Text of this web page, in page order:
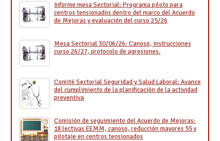
Informe mesa Sectorial: Programa piloto para
centros tensionados dentro del marco del Acuerdo
de Mejoras y evaluación del curso 25/26
Mesa Sectorial 30/06/26: Canoso, instrucciones
curso 26/27, protocolo de agresiones.
Comité Sectorial Seguridad y Salud Laboral: Avance
del cumplimiento de la planificación de la actividad
preventiva
Comisión de seguimiento del Acuerdo de Mejoras:
18 lectivas EEMM, canoso, reducción mayores 55 y
pilotaje en centros tensionados